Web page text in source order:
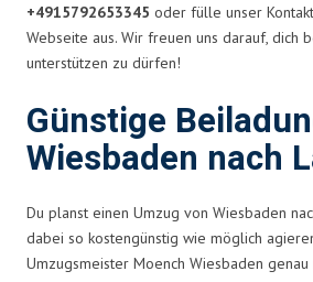
+4915792653345 oder fülle unser
Webseite aus. Wir freuen uns darauf, dich
unterstützen zu dürfen!
Günstige
Wiesbaden nach
Du planst einen Umzug von Wiesbaden
dabei so kostengünstig wie möglich
Umzugsmeister Moench Wiesbaden genau